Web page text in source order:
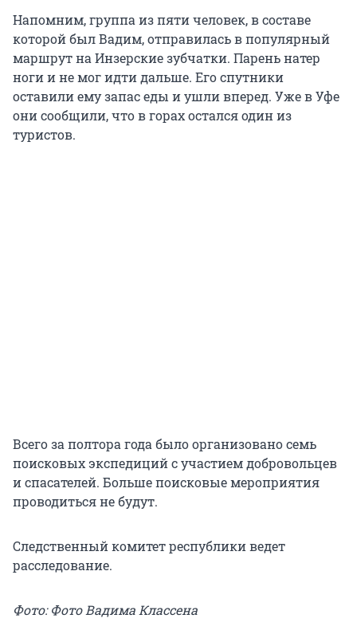
Напомним, группа из пяти человек, в составе
которой был Вадим, отправилась в популярный
маршрут на Инзерские зубчатки. Парень натер
ноги и не мог идти дальше. Его спутники
оставили ему запас еды и ушли вперед. Уже в Уфе
они сообщили, что в горах остался один из
туристов.
Всего за полтора года было организовано семь
поисковых экспедиций с участием добровольцев
и спасателей. Больше поисковые мероприятия
проводиться не будут.
Следственный комитет республики ведет
расследование.
Фото: Фото Вадима Классена